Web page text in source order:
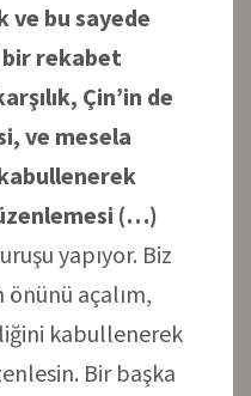
ve bu sayede
bir rekabet
Çin’in de
ve mesela
(…)
yapıyor. Biz
önünü açalım,
kabullenerek
Bir başka